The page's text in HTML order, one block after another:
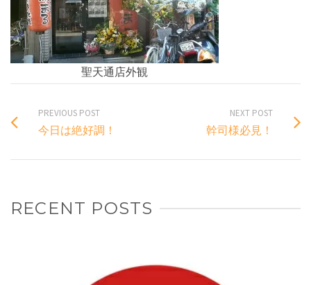
聖天通店外観
PREVIOUS POST
今日は絶好調！
NEXT POST
幹司様必見！
RECENT POSTS